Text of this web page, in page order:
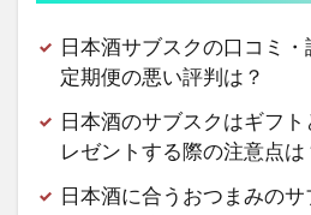
日本酒サブスクの口コミ
定期便の悪い評判は？
日本酒のサブスクはギフ
レゼントする際の注意点は
日本酒に合うおつまみのサ